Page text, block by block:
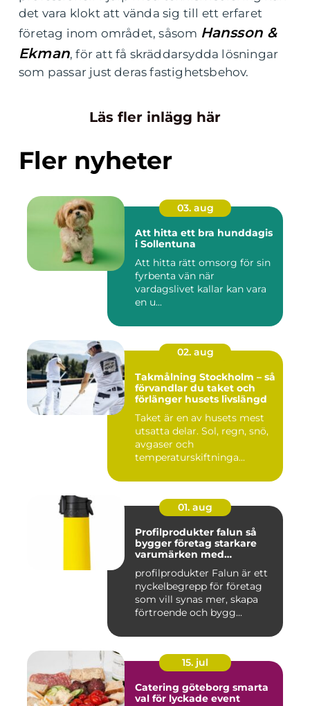
det vara klokt att vända sig till ett erfaret
företag inom området, såsom Hansson &
Ekman, för att få skräddarsydda lösningar
som passar just deras fastighetsbehov.
Läs fler inlägg här
Fler nyheter
03. aug
Att hitta ett bra hunddagis
i Sollentuna
Att hitta rätt omsorg för sin
fyrbenta vän när
vardagslivet kallar kan vara
en u...
02. aug
Takmålning Stockholm – så
förvandlar du taket och
förlänger husets livslängd
Taket är en av husets mest
utsatta delar. Sol, regn, snö,
avgaser och
temperaturskiftninga...
01. aug
Profilprodukter falun så
bygger företag starkare
varumärken med
profilprodukter Falun är ett
nyckelbegrepp för företag
som vill synas mer, skapa
förtroende och bygg...
15. jul
Catering göteborg smarta
val för lyckade event